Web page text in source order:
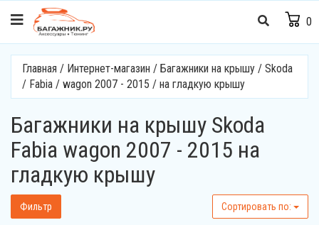
0
Главная / Интернет-магазин / Багажники на крышу / Skoda
/ Fabia / wagon 2007 - 2015 / на гладкую крышу
Багажники на крышу Skoda
Fabia wagon 2007 - 2015 на
гладкую крышу
Фильтр Cортировать по: